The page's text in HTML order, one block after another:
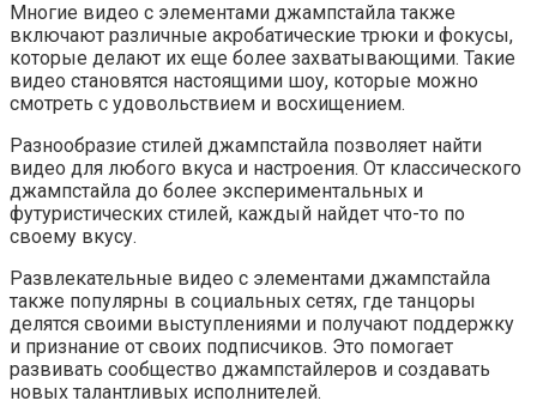
Многие видео с элементами джампстайла также
включают различные акробатические трюки и фокусы,
которые делают их еще более захватывающими. Такие
видео становятся настоящими шоу, которые можно
смотреть с удовольствием и восхищением.
Разнообразие стилей джампстайла позволяет найти
видео для любого вкуса и настроения. От классического
джампстайла до более экспериментальных и
футуристических стилей, каждый найдет что-то по
своему вкусу.
Развлекательные видео с элементами джампстайла
также популярны в социальных сетях, где танцоры
делятся своими выступлениями и получают поддержку
и признание от своих подписчиков. Это помогает
развивать сообщество джампстайлеров и создавать
новых талантливых исполнителей.